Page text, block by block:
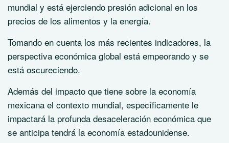
mundial y está ejerciendo presión adicional en los
precios de los alimentos y la energía.
Tomando en cuenta los más recientes indicadores, la
perspectiva económica global está empeorando y se
está oscureciendo.
Además del impacto que tiene sobre la economía
mexicana el contexto mundial, específicamente le
impactará la profunda desaceleración económica que
se anticipa tendrá la economía estadounidense.